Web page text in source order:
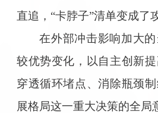
直追，“卡脖子”清单变成了
在外部冲击影响加大
较优势变化，以自主创新提
穿透循环堵点、消除瓶颈
展格局这一重大决策的全局